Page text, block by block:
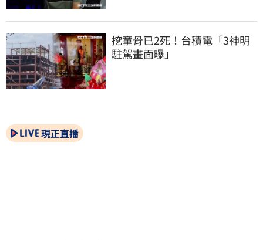
挖童骨已2死！台積電「3神明
駐駕畫面曝」
現正直播